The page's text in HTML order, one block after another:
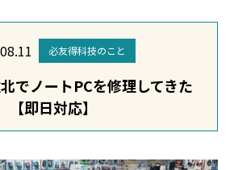
必友得科技のこと
北でノートPCを修理してきた
【即日対応】